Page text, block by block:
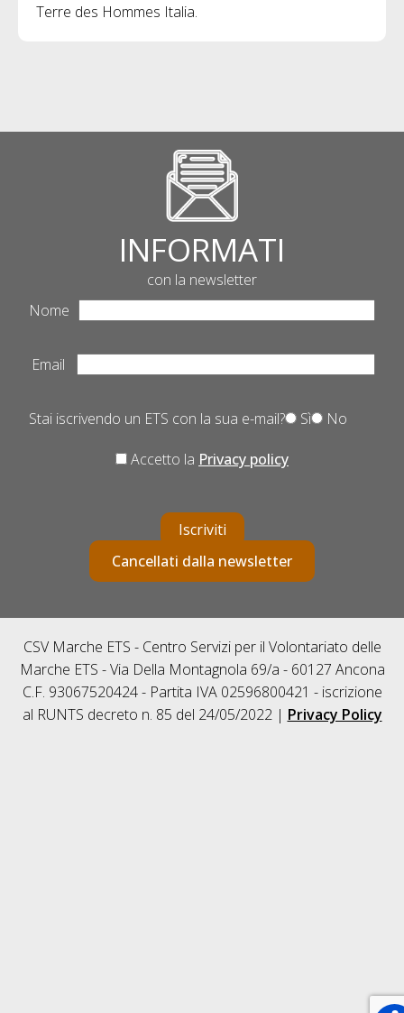
Terre des Hommes Italia.
INFORMATI
con la newsletter
Nome
Email
Stai iscrivendo un ETS con la sua e-mail? Sì No
Accetto la Privacy policy
Iscriviti
Cancellati dalla newsletter
CSV Marche ETS - Centro Servizi per il Volontariato delle
Marche ETS - Via Della Montagnola 69/a - 60127 Ancona
C.F. 93067520424 - Partita IVA 02596800421 - iscrizione
al RUNTS decreto n. 85 del 24/05/2022 | Privacy Policy